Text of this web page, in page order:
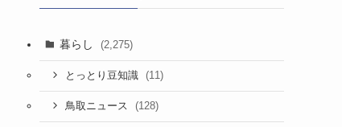
暮らし (2,275)
とっとり豆知識 (11)
鳥取ニュース (128)